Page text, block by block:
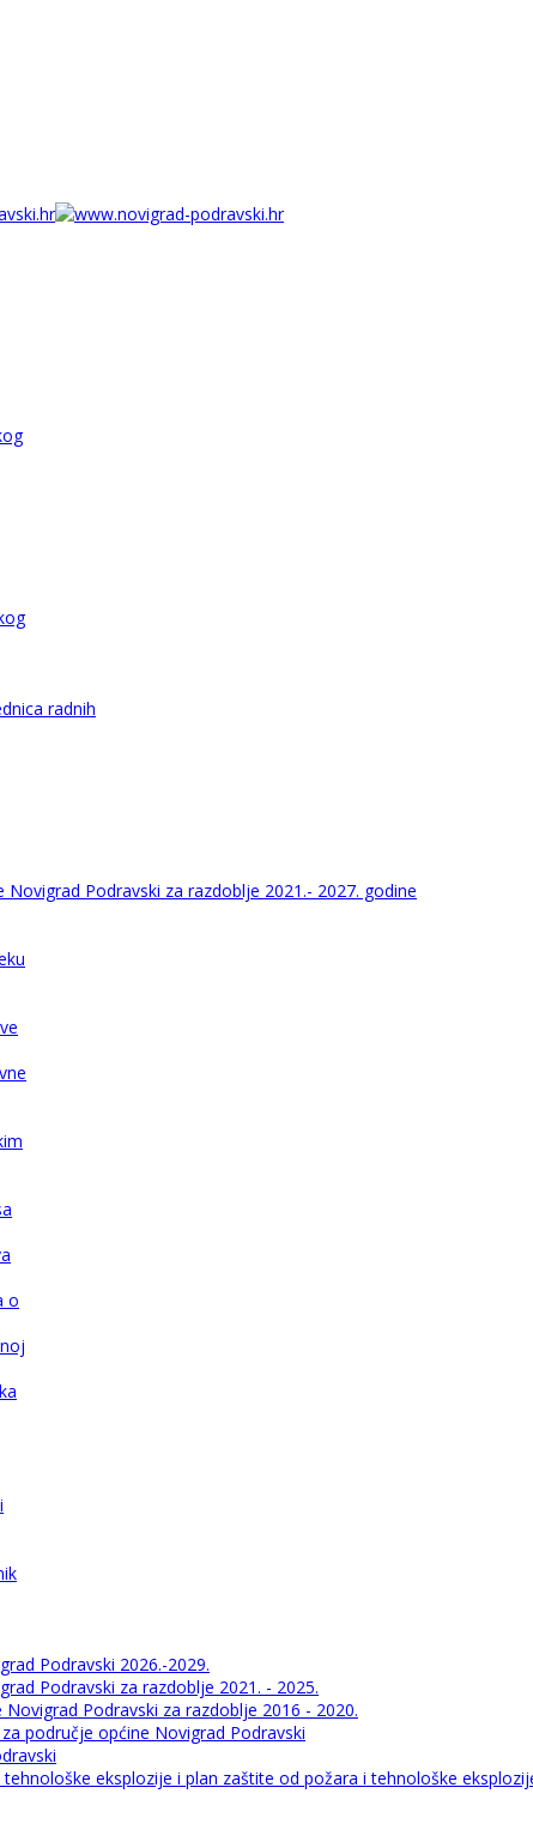
radnih
Podravski za razdoblje 2021.- 2027. godine
o
Podravski 2026.-2029.
Podravski za razdoblje 2021. - 2025.
Podravski za razdoblje 2016 - 2020.
područje općine Novigrad Podravski
eksplozije i plan zaštite od požara i tehnološke